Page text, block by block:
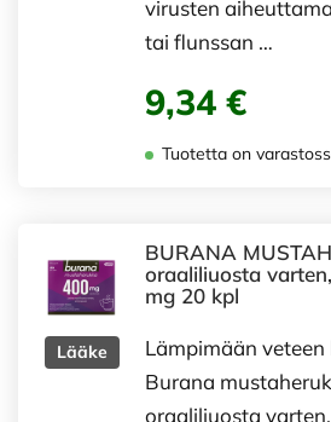
virusten
tai flunssan …
9,34 €
Tuotetta on
Lääke
BURANA
oraaliliuosta
mg 20 kpl
Lämpimään
Burana
oraaliliuosta